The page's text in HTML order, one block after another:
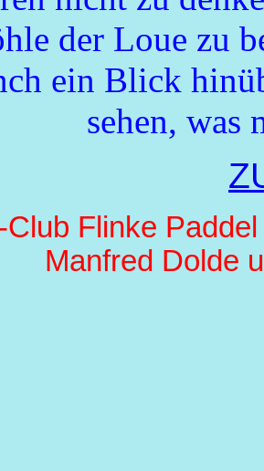
der Loue zu
ein Blick
sehen, was
Flinke Paddel
Manfred Dolde